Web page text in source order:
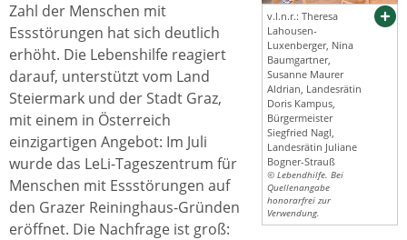
v.l.n.r.: Theresa
Lahousen-
Luxenberger, Nina
Baumgartner,
Susanne Maurer
Aldrian, Landesrätin
Doris Kampus,
Bürgermeister
Siegfried Nagl,
Landesrätin Juliane
Bogner-Strauß
© Lebendhilfe. Bei
Quellenangabe
honorarfrei zur
Verwendung.
Zahl der Menschen mit
Essstörungen hat sich deutlich
erhöht. Die Lebenshilfe reagiert
darauf, unterstützt vom Land
Steiermark und der Stadt Graz,
mit einem in Österreich
einzigartigen Angebot: Im Juli
wurde das LeLi-Tageszentrum für
Menschen mit Essstörungen auf
den Grazer Reininghaus-Gründen
eröffnet. Die Nachfrage ist groß: